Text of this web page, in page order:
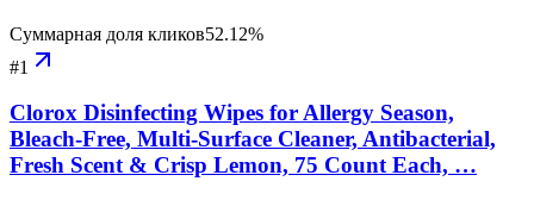
Суммарная доля кликов52.12%
#1
Clorox Disinfecting Wipes for Allergy Season,
Bleach-Free, Multi-Surface Cleaner, Antibacterial,
Fresh Scent & Crisp Lemon, 75 Count Each, …